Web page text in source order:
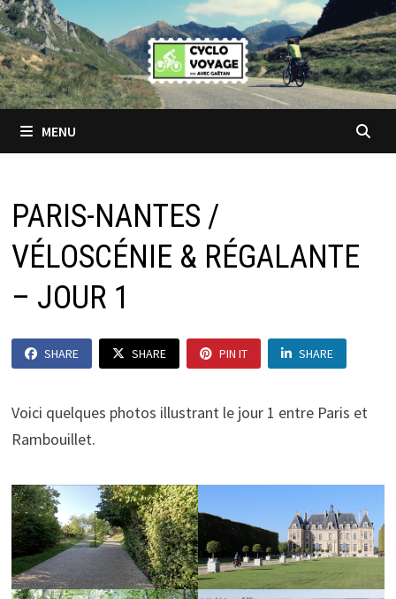
Passer
au
contenu
MENU
PARIS-NANTES /
VÉLOSCÉNIE & RÉGALANTE
– JOUR 1
SHARE SHARE PIN IT SHARE
Voici quelques photos illustrant le jour 1 entre Paris et
Rambouillet.